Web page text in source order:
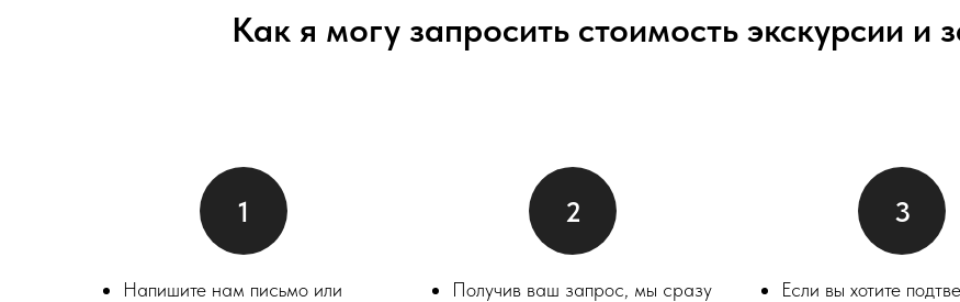
Как я могу запросить стоимость экскурсии и
Напишите нам письмо или Получив ваш запрос, мы сразу Если вы хотите